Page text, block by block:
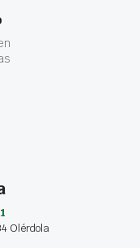
Olérdola